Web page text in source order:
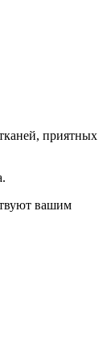
приятных
вашим